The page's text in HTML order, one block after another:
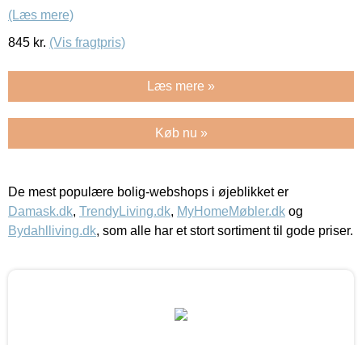
(Læs mere)
845 kr. (Vis fragtpris)
Læs mere »
Køb nu »
De mest populære bolig-webshops i øjeblikket er
Damask.dk, TrendyLiving.dk, MyHomeMøbler.dk og
Bydahlliving.dk, som alle har et stort sortiment til gode priser.